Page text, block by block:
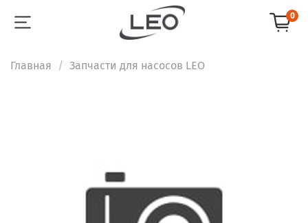
0
Главная Запчасти для насосов LEO